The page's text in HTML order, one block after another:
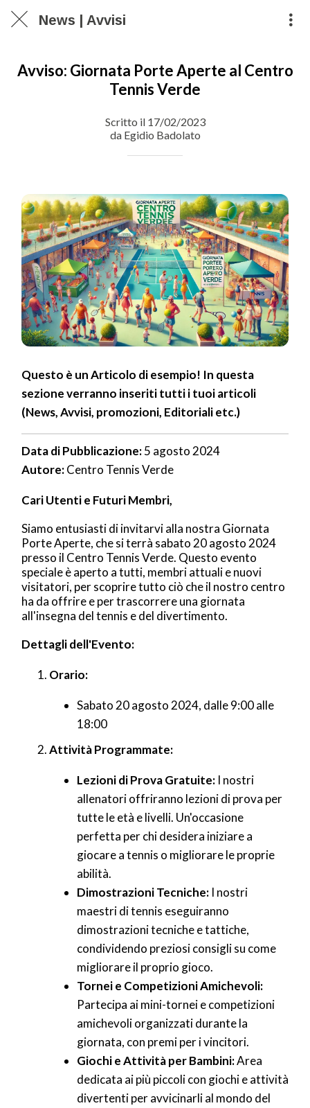
News | Avvisi
Avviso: Giornata Porte Aperte al Centro
Tennis Verde
Scritto il 17/02/2023
da Egidio Badolato
Questo è un Articolo di esempio! In questa
sezione verranno inseriti tutti i tuoi articoli
(News, Avvisi, promozioni, Editoriali etc.)
Data di Pubblicazione:5 agosto 2024
Autore:Centro Tennis Verde
Cari Utenti e Futuri Membri,
Siamo entusiasti di invitarvi alla nostra Giornata
Porte Aperte, che si terrà sabato 20 agosto 2024
presso il Centro Tennis Verde. Questo evento
speciale è aperto a tutti, membri attuali e nuovi
visitatori, per scoprire tutto ciò che il nostro centro
ha da offrire e per trascorrere una giornata
all'insegna del tennis e del divertimento.
Dettagli dell'Evento:
Orario:
Sabato 20 agosto 2024, dalle 9:00 alle
18:00
Attività Programmate:
Lezioni di Prova Gratuite: I nostri
allenatori offriranno lezioni di prova per
tutte le età e livelli. Un'occasione
perfetta per chi desidera iniziare a
giocare a tennis o migliorare le proprie
abilità.
Dimostrazioni Tecniche: I nostri
maestri di tennis eseguiranno
dimostrazioni tecniche e tattiche,
condividendo preziosi consigli su come
migliorare il proprio gioco.
Tornei e Competizioni Amichevoli:
Partecipa ai mini-tornei e competizioni
amichevoli organizzati durante la
giornata, con premi per i vincitori.
Giochi e Attività per Bambini:Area
dedicata ai più piccoli con giochi e attività
divertenti per avvicinarli al mondo del